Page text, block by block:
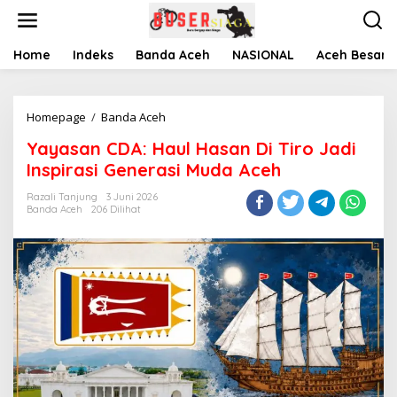
t
Home Indeks Banda Aceh NASIONAL Aceh Besar
Homepage / Banda Aceh
y
a
s
D
:
H
a
u
l
H
a
s
Yayasan CDA: Haul Hasan Di Tiro Jadi
Inspirasi Generasi Muda Aceh
Razali Tanjung
3 Juni 2026
Banda Aceh
206 Dilihat